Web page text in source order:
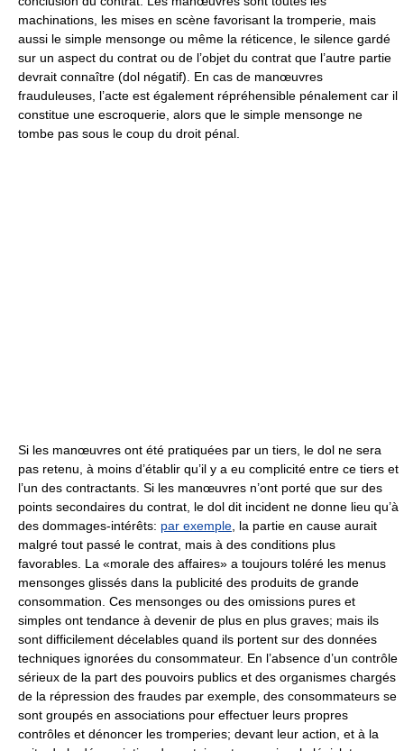
machinations, les mises en scène favorisant la tromperie, mais
aussi le simple mensonge ou même la réticence, le silence gardé
sur un aspect du contrat ou de l’objet du contrat que l’autre partie
devrait connaître (dol négatif). En cas de manœuvres
frauduleuses, l’acte est également répréhensible pénalement car il
constitue une escroquerie, alors que le simple mensonge ne
tombe pas sous le coup du droit pénal.
Si les manœuvres ont été pratiquées par un tiers, le dol ne sera
pas retenu, à moins d’établir qu’il y a eu complicité entre ce tiers et
l’un des contractants. Si les manœuvres n’ont porté que sur des
points secondaires du contrat, le dol dit incident ne donne lieu qu’à
des dommages-intérêts: par exemple , la partie en cause aurait
malgré tout passé le contrat, mais à des conditions plus
favorables. La «morale des affaires» a toujours toléré les menus
mensonges glissés dans la publicité des produits de grande
consommation. Ces mensonges ou des omissions pures et
simples ont tendance à devenir de plus en plus graves; mais ils
sont difficilement décelables quand ils portent sur des données
techniques ignorées du consommateur. En l’absence d’un contrôle
sérieux de la part des pouvoirs publics et des organismes chargés
de la répression des fraudes par exemple, des consommateurs se
sont groupés en associations pour effectuer leurs propres
contrôles et dénoncer les tromperies; devant leur action, et à la